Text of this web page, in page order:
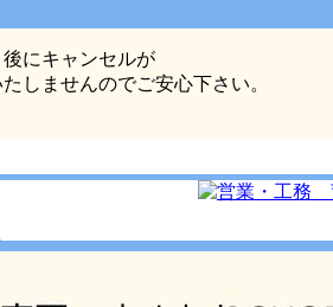
にキャンセルが
しませんのでご安心下さい。